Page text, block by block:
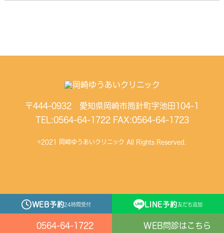
WEB問診はこちら
0564-64-1722
〒444-0932 愛知県岡崎市筒針町字池田104-1
TEL:0564-64-1722FAX:0564-64-1723
©2021 岡崎ゆうあいクリニック All Rights Reserved.
WEB予約24時間受付 LINE予約友だち追加